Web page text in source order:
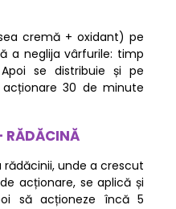
cremă + oxidant) pe
a neglija vârfurile: timp
se distribuie și pe
30 de minute
RĂDĂCINĂ
rădăcinii, unde a crescut
acționare, se aplică și
să acționeze încă 5